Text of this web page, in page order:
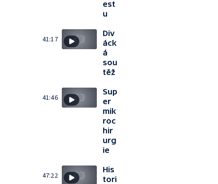
est
u
41:17
Div
áck
á
sou
těž
41:46
Sup
er
mik
roc
hir
urg
ie
47:22
His
tori